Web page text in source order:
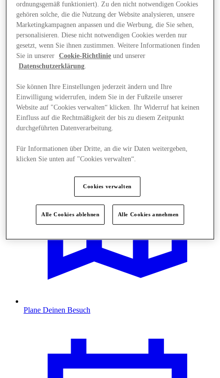
Angebote
Plane Deinen Besuch
ordnungsgemäß funktioniert). Zu den nicht notwendigen Cookies
gehören solche, die die Nutzung der Website analysieren, unsere
Marketingkampagnen anpassen und die Werbung, die Sie sehen,
personalisieren. Diese nicht notwendigen Cookies werden nur
gesetzt, wenn Sie ihnen zustimmen. Weitere Informationen finden
Sie in unserer
Cookie-Richtlinie und unserer
Datenschutzerklärung.
Sie können Ihre Einstellungen jederzeit ändern und Ihre
Einwilligung widerrufen, indem Sie in der Fußzeile unserer
Website auf "Cookies verwalten“ klicken. Ihr Widerruf hat keinen
Einfluss auf die Rechtmäßigkeit der bis zu diesem Zeitpunkt
durchgeführten Datenverarbeitung.
Für Informationen über Dritte, an die wir Daten weitergeben,
klicken Sie unten auf "Cookies verwalten“.
Cookies verwalten
Alle Cookies ablehnen Alle Cookies annehmen